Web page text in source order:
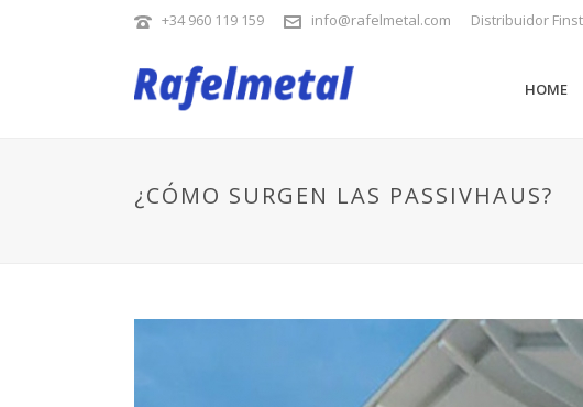
+34 960 119 159 info@rafelmetal.com Distribuidor
HOME
¿CÓMO SURGEN LAS PASSIVHAUS?